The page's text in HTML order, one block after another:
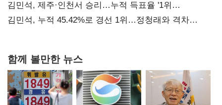
때리기
김민석, 제주·인천서 승리…누적 득표율 '1위
탈환'(종합)
김민석, 누적 45.42%로 경선 1위…정청래와 격차
함께 볼만한 뉴스